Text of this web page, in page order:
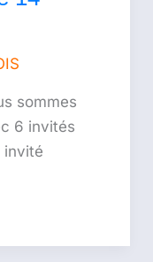
sommes
6 invités
invité